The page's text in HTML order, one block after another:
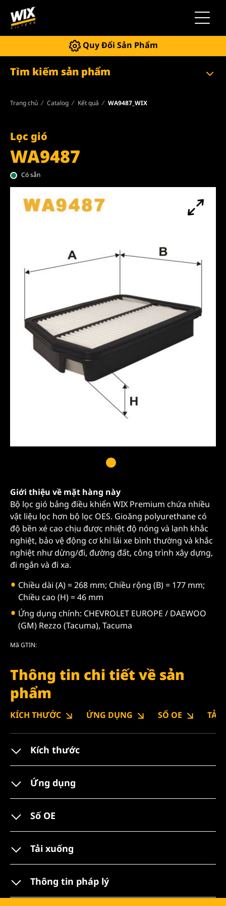
Quy Đổi Sản Phẩm
Tìm kiếm sản phẩm
Trang chủ Catalog Kết quả WA9487_WIX
Lọc gió
WA9487
Có sẵn
Giới thiệu về mặt hàng này
Bộ lọc gió bảng điều khiển WIX Premium chứa nhiều
vật liệu lọc hơn bộ lọc OES. Gioăng polyurethane có
độ bền xé cao chịu được nhiệt độ nóng và lạnh khắc
nghiệt, bảo vệ động cơ khi lái xe bình thường và khắc
nghiệt như dừng/đi, đường đất, công trình xây dựng,
đi ngắn và đi xa.
Chiều dài (A) = 268 mm; Chiều rộng (B) = 177 mm;
Chiều cao (H) = 46 mm
Ứng dụng chính: CHEVROLET EUROPE / DAEWOO
(GM) Rezzo (Tacuma), Tacuma
Mã GTIN:
Thông tin chi tiết về sản
phẩm
KÍCH THƯỚC ỨNG DỤNG SỐ OE TẢI
Kích thước
Ứng dụng
Số OE
Tải xuống
Thông tin pháp lý